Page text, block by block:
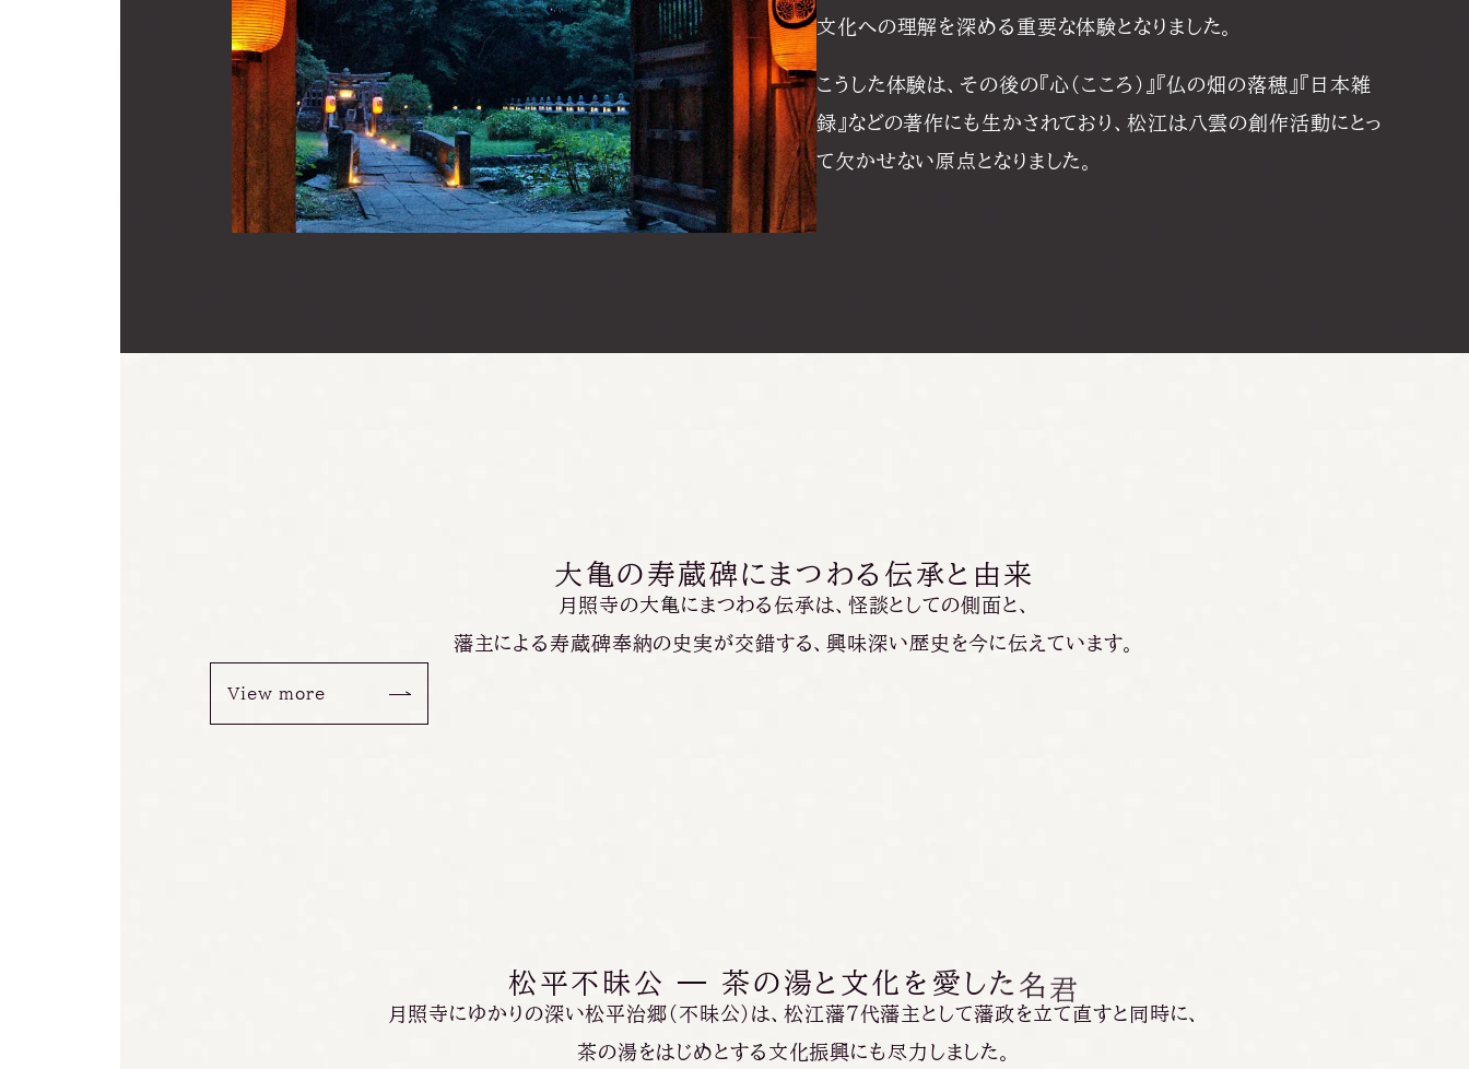
文化への理解を深める重要な体験となりました。
こうした体験は、その後の『心（こころ）』『仏の畑の落穂』『日本雑
録』などの著作にも生かされており、松江は八雲の創作活動にとっ
て欠かせない原点となりました。
大亀の寿蔵碑に ま つ わる 伝承と 由来
月照寺の大亀にまつわる伝承は、 怪談としての側面と、
藩主による寿蔵碑奉納の史実が交錯する、興味深い歴史を今に伝えています。
View more
松平不 昧公 ― 茶の湯と 文化 を 愛 した 名君
月照寺にゆかりの深い松平治郷（不昧公）は、松江藩7代藩主として藩政を立て直すと同時に、
茶の湯をはじめとする文化振興にも尽力しました。